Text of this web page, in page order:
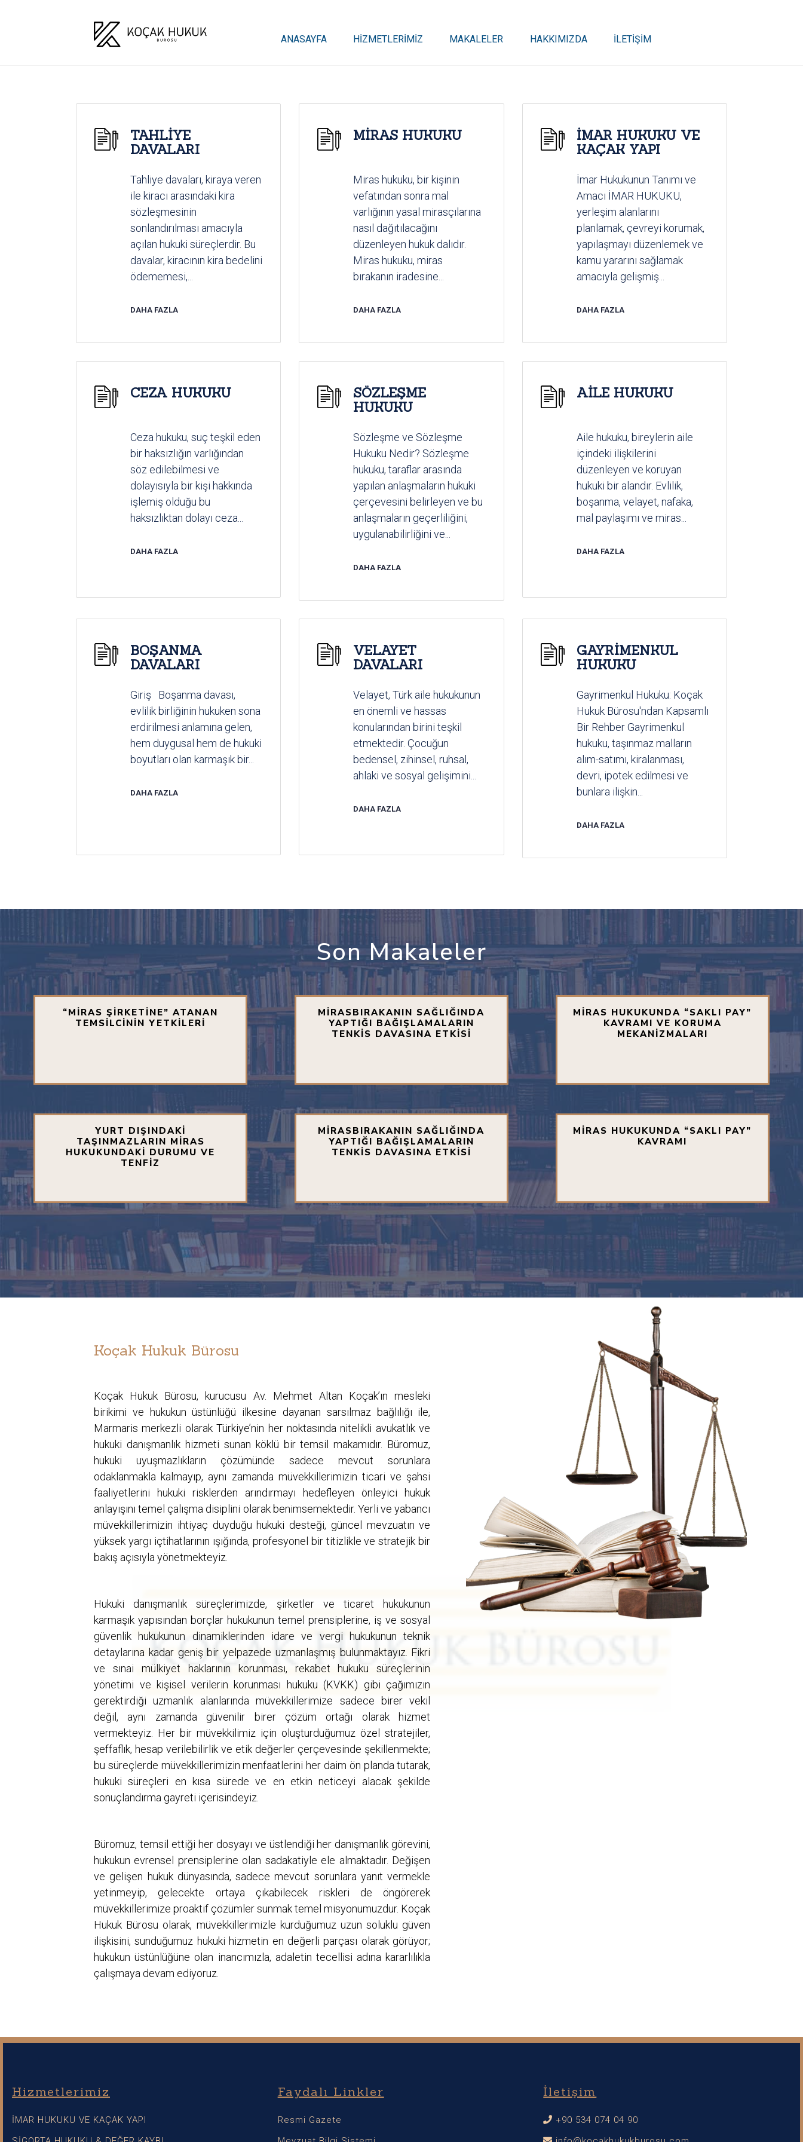
ANASAYFA HİZMETLERİMİZ MAKALELER HAKKIMIZDA İLETİŞİM
TAHLİYE
DAVALARI
Tahliye davaları, kiraya veren
ile kiracı arasındaki kira
sözleşmesinin
sonlandırılması amacıyla
açılan hukuki süreçlerdir. Bu
davalar, kiracının kira bedelini
ödememesi,...
DAHA FAZLA
MİRAS HUKUKU
Miras hukuku, bir kişinin
vefatından sonra mal
varlığının yasal mirasçılarına
nasıl dağıtılacağını
düzenleyen hukuk dalıdır.
Miras hukuku, miras
bırakanın iradesine...
DAHA FAZLA
İMAR HUKUKU VE
KAÇAK YAPI
İmar Hukukunun Tanımı ve
Amacı İMAR HUKUKU,
yerleşim alanlarını
planlamak, çevreyi korumak,
yapılaşmayı düzenlemek ve
kamu yararını sağlamak
amacıyla gelişmiş...
DAHA FAZLA
CEZA HUKUKU
Ceza hukuku, suç teşkil eden
bir haksızlığın varlığından
söz edilebilmesi ve
dolayısıyla bir kişi hakkında
işlemiş olduğu bu
haksızlıktan dolayı ceza...
DAHA FAZLA
SÖZLEŞME
HUKUKU
Sözleşme ve Sözleşme
Hukuku Nedir? Sözleşme
hukuku, taraflar arasında
yapılan anlaşmaların hukuki
çerçevesini belirleyen ve bu
anlaşmaların geçerliliğini,
uygulanabilirliğini ve...
DAHA FAZLA
AİLE HUKUKU
Aile hukuku, bireylerin aile
içindeki ilişkilerini
düzenleyen ve koruyan
hukuki bir alandır. Evlilik,
boşanma, velayet, nafaka,
mal paylaşımı ve miras...
DAHA FAZLA
BOŞANMA
DAVALARI
Giriş Boşanma davası,
evlilik birliğinin hukuken sona
erdirilmesi anlamına gelen,
hem duygusal hem de hukuki
boyutları olan karmaşık bir...
DAHA FAZLA
VELAYET
DAVALARI
Velayet, Türk aile hukukunun
en önemli ve hassas
konularından birini teşkil
etmektedir. Çocuğun
bedensel, zihinsel, ruhsal,
ahlaki ve sosyal gelişimini...
DAHA FAZLA
GAYRİMENKUL
HUKUKU
Gayrimenkul Hukuku: Koçak
Hukuk Bürosu'ndan Kapsamlı
Bir Rehber Gayrimenkul
hukuku, taşınmaz malların
alım-satımı, kiralanması,
devri, ipotek edilmesi ve
bunlara ilişkin...
DAHA FAZLA
Son Makaleler
“MİRAS ŞİRKETİNE” ATANAN
TEMSİLCİNİN YETKİLERİ
MİRASBIRAKANIN SAĞLIĞINDA
YAPTIĞI BAĞIŞLAMALARIN
TENKİS DAVASINA ETKİSİ
MİRAS HUKUKUNDA “SAKLI PAY”
KAVRAMI VE KORUMA
MEKANİZMALARI
YURT DIŞINDAKİ
TAŞINMAZLARIN MİRAS
HUKUKUNDAKİ DURUMU VE
TENFİZ
MİRASBIRAKANIN SAĞLIĞINDA
YAPTIĞI BAĞIŞLAMALARIN
TENKİS DAVASINA ETKİSİ
MİRAS HUKUKUNDA “SAKLI PAY”
KAVRAMI
Koçak Hukuk Bürosu
Koçak Hukuk Bürosu, kurucusu Av. Mehmet Altan Koçak’ın mesleki
birikimi ve hukukun üstünlüğü ilkesine dayanan sarsılmaz bağlılığı ile,
Marmaris merkezli olarak Türkiye’nin her noktasında nitelikli avukatlık ve
hukuki danışmanlık hizmeti sunan köklü bir temsil makamıdır. Büromuz,
hukuki uyuşmazlıkların çözümünde sadece mevcut sorunlara
odaklanmakla kalmayıp, aynı zamanda müvekkillerimizin ticari ve şahsi
faaliyetlerini hukuki risklerden arındırmayı hedefleyen önleyici hukuk
anlayışını temel çalışma disiplini olarak benimsemektedir. Yerli ve yabancı
müvekkillerimizin ihtiyaç duyduğu hukuki desteği, güncel mevzuatın ve
yüksek yargı içtihatlarının ışığında, profesyonel bir titizlikle ve stratejik bir
bakış açısıyla yönetmekteyiz.
Hukuki danışmanlık süreçlerimizde, şirketler ve ticaret hukukunun
karmaşık yapısından borçlar hukukunun temel prensiplerine, iş ve sosyal
güvenlik hukukunun dinamiklerinden idare ve vergi hukukunun teknik
detaylarına kadar geniş bir yelpazede uzmanlaşmış bulunmaktayız. Fikri
ve sınai mülkiyet haklarının korunması, rekabet hukuku süreçlerinin
yönetimi ve kişisel verilerin korunması hukuku (KVKK) gibi çağımızın
gerektirdiği uzmanlık alanlarında müvekkillerimize sadece birer vekil
değil, aynı zamanda güvenilir birer çözüm ortağı olarak hizmet
vermekteyiz. Her bir müvekkilimiz için oluşturduğumuz özel stratejiler,
şeffaflık, hesap verilebilirlik ve etik değerler çerçevesinde şekillenmekte;
bu süreçlerde müvekkillerimizin menfaatlerini her daim ön planda tutarak,
hukuki süreçleri en kısa sürede ve en etkin neticeyi alacak şekilde
sonuçlandırma gayreti içerisindeyiz.
Büromuz, temsil ettiği her dosyayı ve üstlendiği her danışmanlık görevini,
hukukun evrensel prensiplerine olan sadakatiyle ele almaktadır. Değişen
ve gelişen hukuk dünyasında, sadece mevcut sorunlara yanıt vermekle
yetinmeyip, gelecekte ortaya çıkabilecek riskleri de öngörerek
müvekkillerimize proaktif çözümler sunmak temel misyonumuzdur. Koçak
Hukuk Bürosu olarak, müvekkillerimizle kurduğumuz uzun soluklu güven
ilişkisini, sunduğumuz hukuki hizmetin en değerli parçası olarak görüyor;
hukukun üstünlüğüne olan inancımızla, adaletin tecellisi adına kararlılıkla
çalışmaya devam ediyoruz.
Hizmetlerimiz
İMAR HUKUKU VE KAÇAK YAPI
Faydalı Linkler
Resmi Gazete
İletişim
+90 534 074 04 90